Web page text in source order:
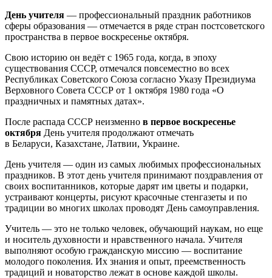
День учителя — профессиональный праздник работников
сферы образования — отмечается в ряде стран постсоветского
пространства в первое воскресенье октября.
Свою историю он ведёт с 1965 года, когда, в эпоху
существования СССР, отмечался повсеместно во всех
Республиках Советского Союза согласно Указу Президиума
Верховного Совета СССР от 1 октября 1980 года «О
праздничных и памятных датах».
После распада СССР неизменно в первое воскресенье
октября День учителя продолжают отмечать
в Беларуси, Казахстане, Латвии, Украине.
День учителя — один из самых любимых профессиональных
праздников. В этот день учителя принимают поздравления от
своих воспитанников, которые дарят им цветы и подарки,
устраивают концерты, рисуют красочные стенгазеты и по
традиции во многих школах проводят День самоуправления.
Учитель — это не только человек, обучающий наукам, но еще
и носитель духовности и нравственного начала. Учителя
выполняют особую гражданскую миссию — воспитание
молодого поколения. Их знания и опыт, преемственность
традиций и новаторство лежат в основе каждой школы.